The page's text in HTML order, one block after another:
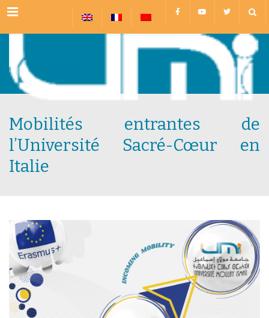
Menu
Mobilités entrantes de
l’Université Sacré-Cœur en
Italie